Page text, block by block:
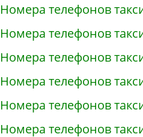
Номера телефонов
Номера телефонов
Номера телефонов
Номера телефонов
Номера телефонов
Номера телефонов